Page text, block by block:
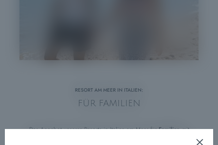
FÜR FAMILIEN
RESORT AM MEER IN ITALIEN:
Das Angebot unseres Resorts in Italien am Meer fürFamilienmit